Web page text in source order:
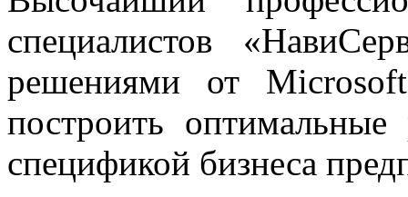
специалистов
решениями от
построить
спецификой бизнеса